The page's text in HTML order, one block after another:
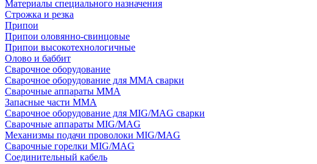
Материалы специального назначения
Строжка и резка
Припои
Припои оловянно-свинцовые
Припои высокотехнологичные
Олово и баббит
Сварочное оборудование
Сварочное оборудование для MMA сварки
Сварочные аппараты MMA
Запасные части MMA
Сварочное оборудование для MIG/MAG сварки
Сварочные аппараты MIG/MAG
Механизмы подачи проволоки MIG/MAG
Сварочные горелки MIG/MAG
Соединительный кабель